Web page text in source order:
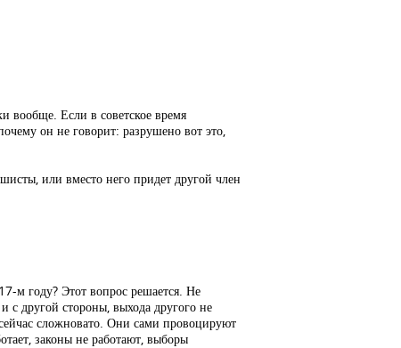
вообще. Если в советское время
он не говорит: разрушено вот это,
или вместо него придет другой член
м году? Этот вопрос решается. Не
с другой стороны, выхода другого не
сложновато. Они сами провоцируют
законы не работают, выборы